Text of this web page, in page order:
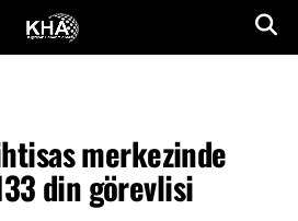
merkezinde
din görevlisi